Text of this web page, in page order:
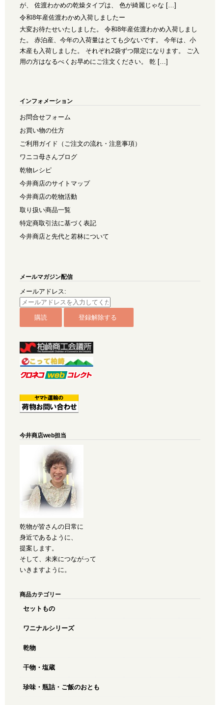
が、 佐渡わかめの乾燥タイプは、 色が綺麗じゃな […]
令和8年産佐渡わかめ入荷しましたー
大変お待たせいたしました。 令和8年産佐渡わかめ入荷しまし
た。 赤泊産、今年の入荷量はとても少ないです。 今年は、小
木産も入荷しました。 それぞれ2袋ずつ限定になります。 ご入
用の方はなるべくお早めにご注文ください。 乾 […]
インフォメーション
お問合せフォーム
お買い物の仕方
ご利用ガイド（ご注文の流れ・注意事項）
ワニコ母さんブログ
乾物レシピ
今井商店のサイトマップ
今井商店の乾物活動
取り扱い商品一覧
特定商取引法に基づく表記
今井商店と先代と若林について
メールマガジン配信
メールアドレス:
今井商店web担当
乾物が皆さんの日常に
身近であるように、
提案します。
そして、未来につながって
いきますように。
商品カテゴリー
セットもの
ワニナルシリーズ
乾物
干物・塩蔵
珍味・瓶詰・ご飯のおとも